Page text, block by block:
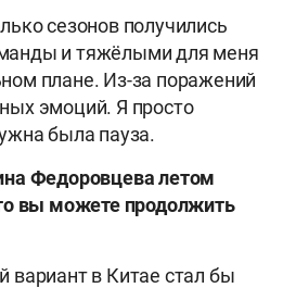
сезонов получились
и тяжёлыми для меня
плане. Из-за поражений
эмоций. Я просто
была пауза.
Федоровцева летом
вы можете продолжить
вариант в Китае стал бы